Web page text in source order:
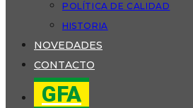
POLÍTICA DE CALIDAD
HISTORIA
NOVEDADES
CONTACTO
GFA